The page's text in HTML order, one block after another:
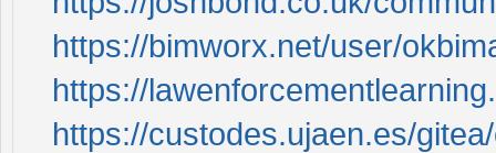
https://bimworx.net/user/
https://
https://custodes.ujaen.es/